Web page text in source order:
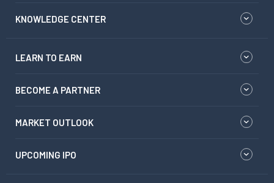
KNOWLEDGE CENTER
LEARN TO EARN
BECOME A PARTNER
MARKET OUTLOOK
UPCOMING IPO